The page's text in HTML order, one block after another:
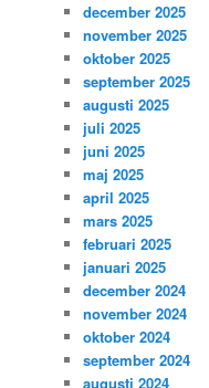
december 2025
november 2025
oktober 2025
september 2025
augusti 2025
juli 2025
juni 2025
maj 2025
april 2025
mars 2025
februari 2025
januari 2025
december 2024
november 2024
oktober 2024
september 2024
augusti 2024